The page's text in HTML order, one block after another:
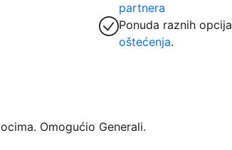
partnera
Ponuda raznih opcija
oštećenja.
Omogućio Generali.